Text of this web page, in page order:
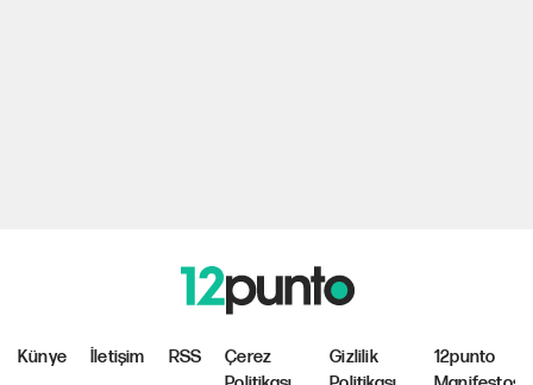
Künye İletişim RSS
Çerez
Gizlilik
12punto